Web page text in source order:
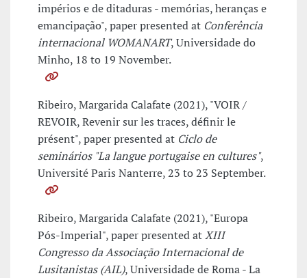
impérios e de ditaduras - memórias, heranças e
emancipação", paper presented at Conferência
internacional WOMANART, Universidade do
Minho, 18 to 19 November.
Ribeiro, Margarida Calafate (2021), "VOIR /
REVOIR, Revenir sur les traces, définir le
présent", paper presented at Ciclo de
seminários "La langue portugaise en cultures",
Université Paris Nanterre, 23 to 23 September.
Ribeiro, Margarida Calafate (2021), "Europa
Pós-Imperial", paper presented atXIII
Congresso da Associação Internacional de
Lusitanistas (AIL), Universidade de Roma - La